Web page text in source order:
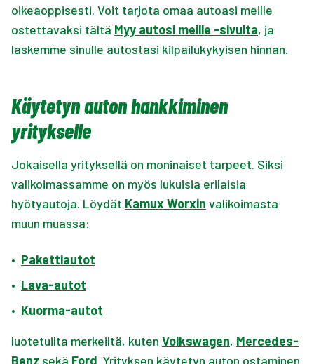
oikeaoppisesti. Voit tarjota omaa autoasi meille
ostettavaksi tältä Myy autosi meille -sivulta, ja
laskemme sinulle autostasi kilpailukykyisen hinnan.
Käytetyn auton hankkiminen
yritykselle
Jokaisella yrityksellä on moninaiset tarpeet. Siksi
valikoimassamme on myös lukuisia erilaisia
hyötyautoja. Löydät Kamux Worxin valikoimasta
muun muassa:
• Pakettiautot
• Lava-autot
• Kuorma-autot
luotetuilta merkeiltä, kuten Volkswagen, Mercedes-
Benz sekä Ford . Yrityksen käytetyn auton ostaminen